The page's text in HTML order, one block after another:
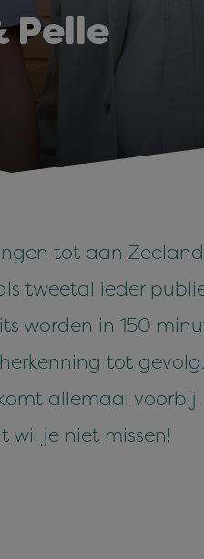
Pelle
tot aan
tweetal ieder
worden in 150
tot
komt allemaal
wil je niet missen!